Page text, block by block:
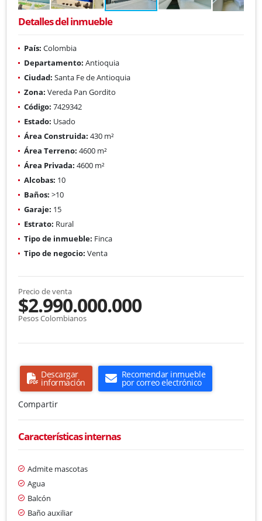
Detalles del inmueble
País: Colombia
Departamento: Antioquia
Ciudad: Santa Fe de Antioquia
Zona: Vereda Pan Gordito
Código: 7429342
Estado: Usado
Área Construida: 430 m²
Área Terreno: 4600 m²
Área Privada: 4600 m²
Alcobas: 10
Baños: >10
Garaje: 15
Estrato: Rural
Tipo de inmueble: Finca
Tipo de negocio: Venta
Precio de venta
$2.990.000.000
Pesos Colombianos
Descargar
información
Recomendar inmueble
por correo electrónico
Compartir
Características internas
Admite mascotas
Agua
Balcón
Baño auxiliar